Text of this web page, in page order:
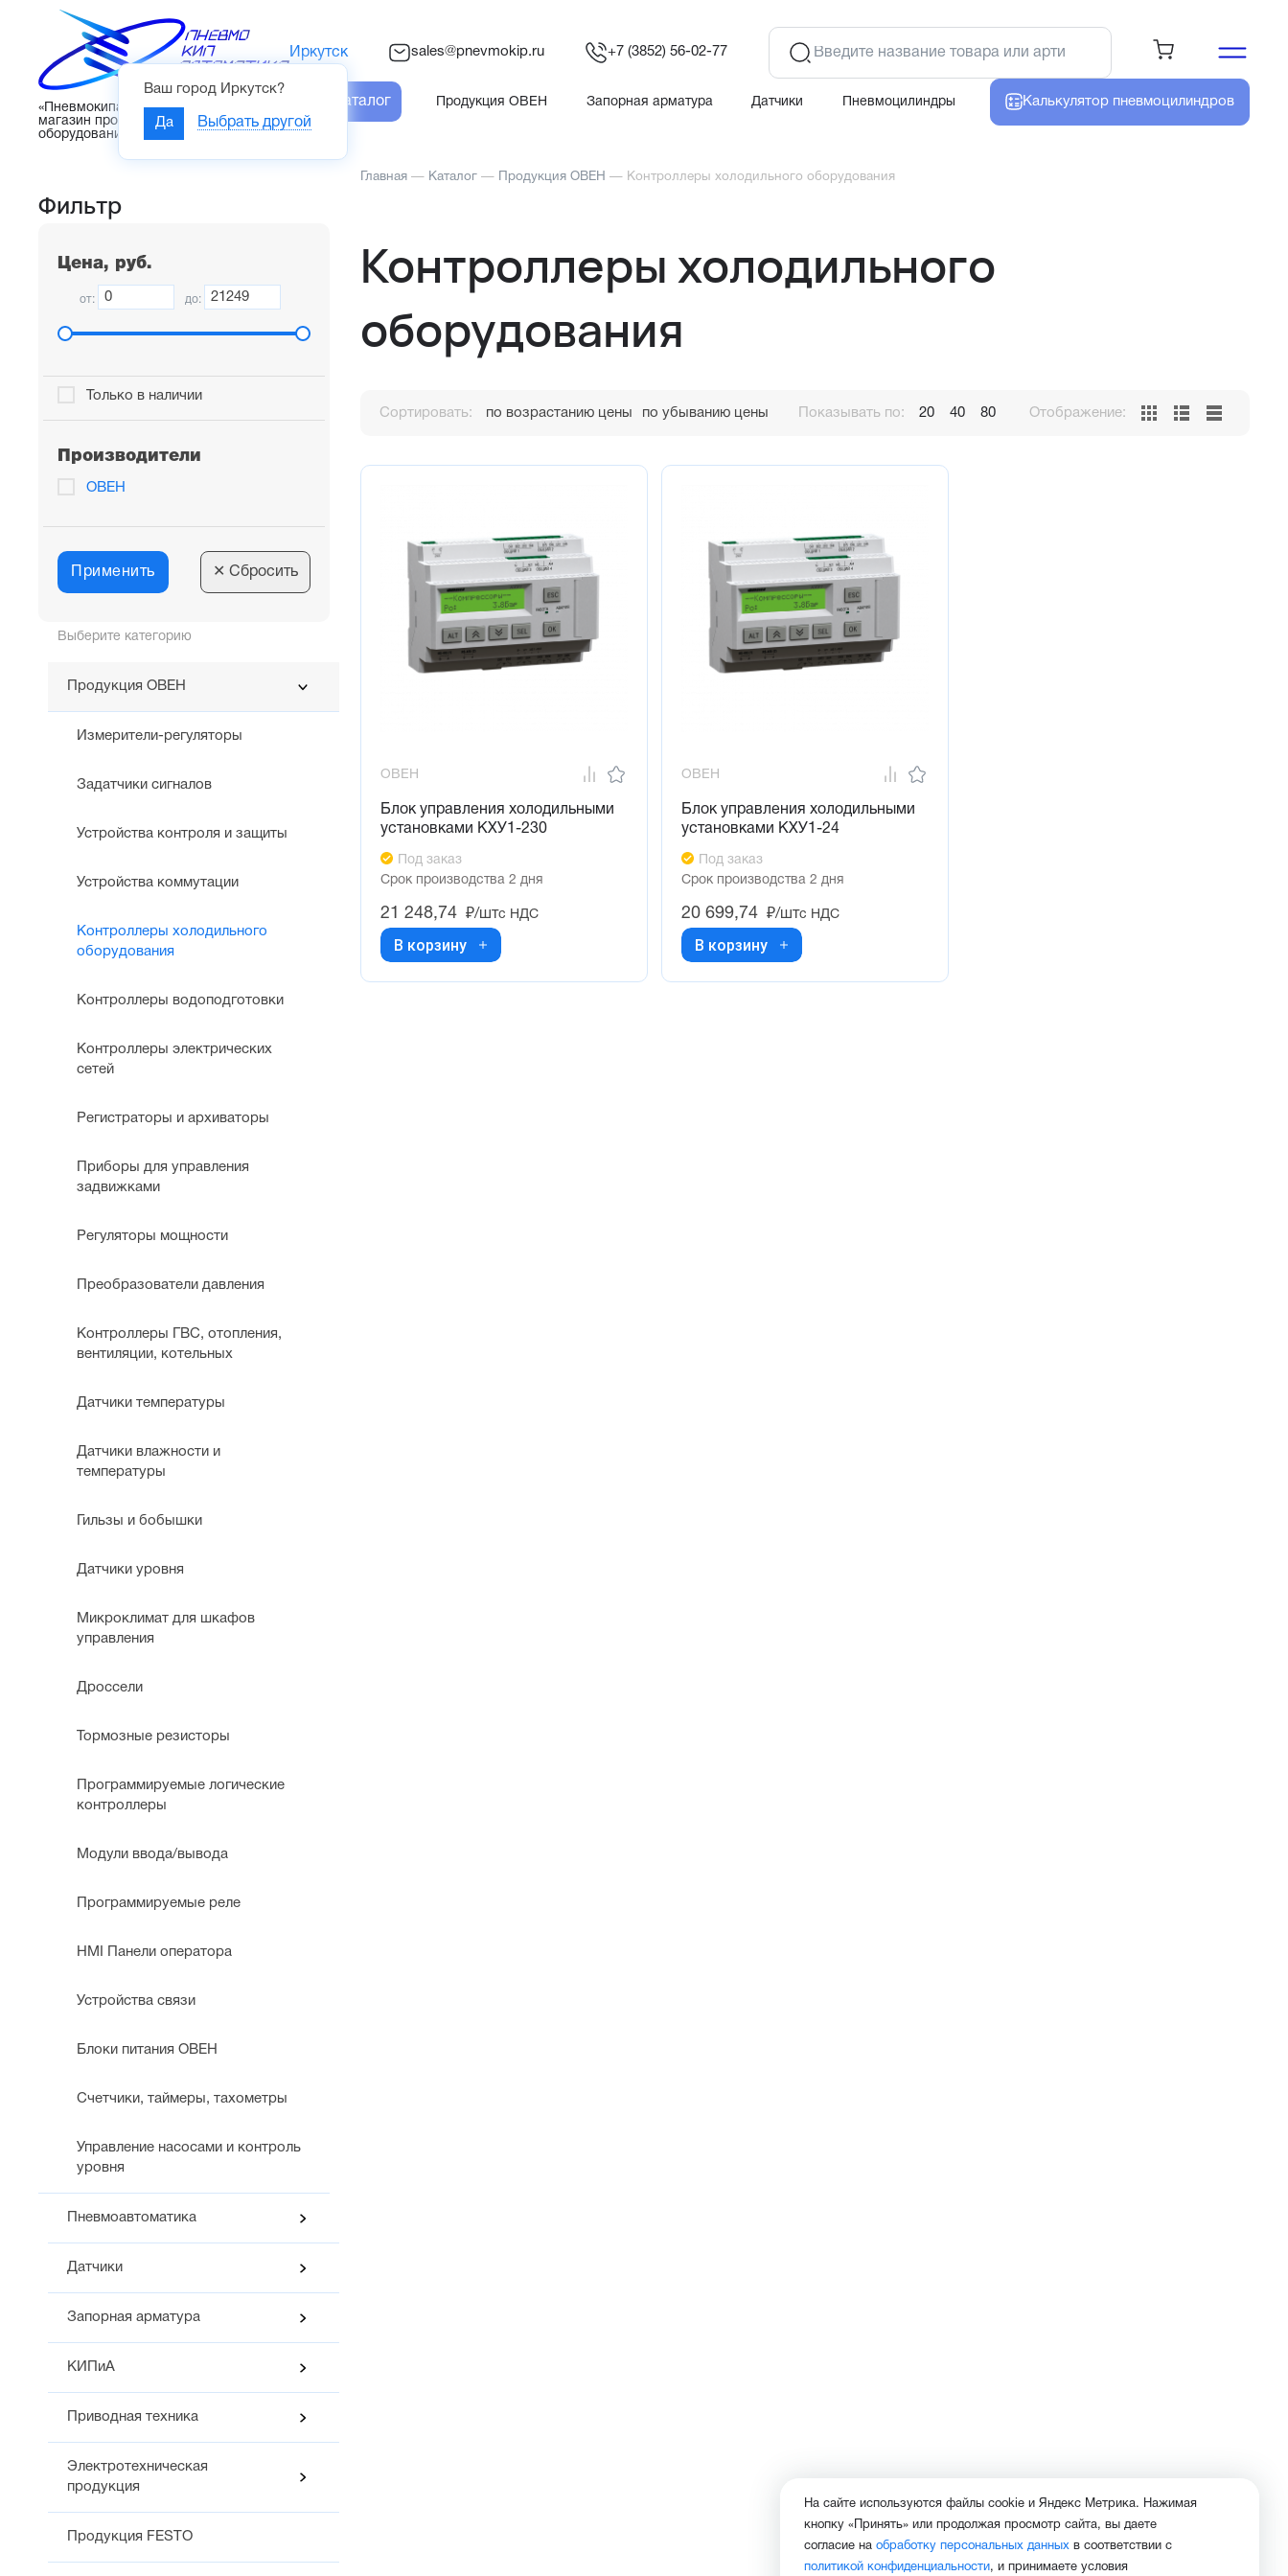
«Пневмокипавтоматика» – интернет-
магазин промышленного
оборудования
Иркутск
Ваш город Иркутск?
Да Выбрать другой
sales@pnevmokip.ru +7 (3852) 56-02-77
Каталог Продукция ОВЕН Запорная арматура Датчики Пневмоцилиндры Калькулятор пневмоцилиндров
Выберите категорию
Продукция ОВЕН
Измерители-регуляторы
Задатчики сигналов
Устройства контроля и защиты
Устройства коммутации
Контроллеры холодильного
оборудования
Контроллеры водоподготовки
Контроллеры электрических
сетей
Регистраторы и архиваторы
Приборы для управления
задвижками
Регуляторы мощности
Преобразователи давления
Контроллеры ГВС, отопления,
вентиляции, котельных
Датчики температуры
Датчики влажности и
температуры
Гильзы и бобышки
Датчики уровня
Микроклимат для шкафов
управления
Дроссели
Тормозные резисторы
Программируемые логические
контроллеры
Модули ввода/вывода
Программируемые реле
HMI Панели оператора
Устройства связи
Блоки питания ОВЕН
Счетчики, таймеры, тахометры
Управление насосами и контроль
уровня
Пневмоавтоматика
Датчики
Запорная арматура
КИПиА
Приводная техника
Электротехническая
продукция
Продукция FESTO
Фильтр
Цена, руб.
от: до:
Только в наличии
Производители
ОВЕН
Применить ✕ Сбросить
Главная — Каталог — Продукция ОВЕН — Контроллеры холодильного оборудования
Контроллеры холодильного
оборудования
Сортировать: по возрастанию цены по убыванию цены Показывать по: 20 40 80 Отображение:
ОВЕН
Блок управления холодильными
установками КХУ1-230
Под заказ
Срок производства 2 дня
21 248,74 ₽/штс НДС
В корзину
ОВЕН
Блок управления холодильными
установками КХУ1-24
Под заказ
Срок производства 2 дня
20 699,74 ₽/штс НДС
В корзину
На сайте используются файлы cookie и Яндекс Метрика. Нажимая
кнопку «Принять» или продолжая просмотр сайта, вы даете
согласие на обработку персональных данных в соответствии с
политикой конфиденциальности, и принимаете условия